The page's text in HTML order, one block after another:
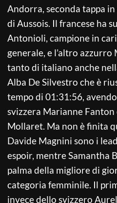
Andorra, seconda tappa
di Aussois. Il francese ha
Antonioli, campione in
generale, e l’altro azzurro
tanto di italiano anche
Alba De Silvestro che è
tempo di 01:31:56,
svizzera Marianne Fanton
Mollaret. Ma non è finita
Davide Magnini sono i
espoir, mentre Samantha
palma della migliore di
categoria femminile. Il
invece dello svizzero